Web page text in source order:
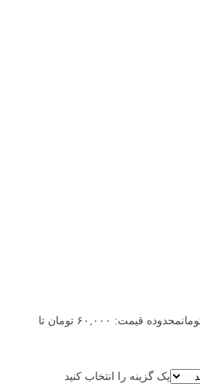
محدوده قیمت: ۶۰,۰۰۰ تومان تا
یک گزینه را انتخاب کنید